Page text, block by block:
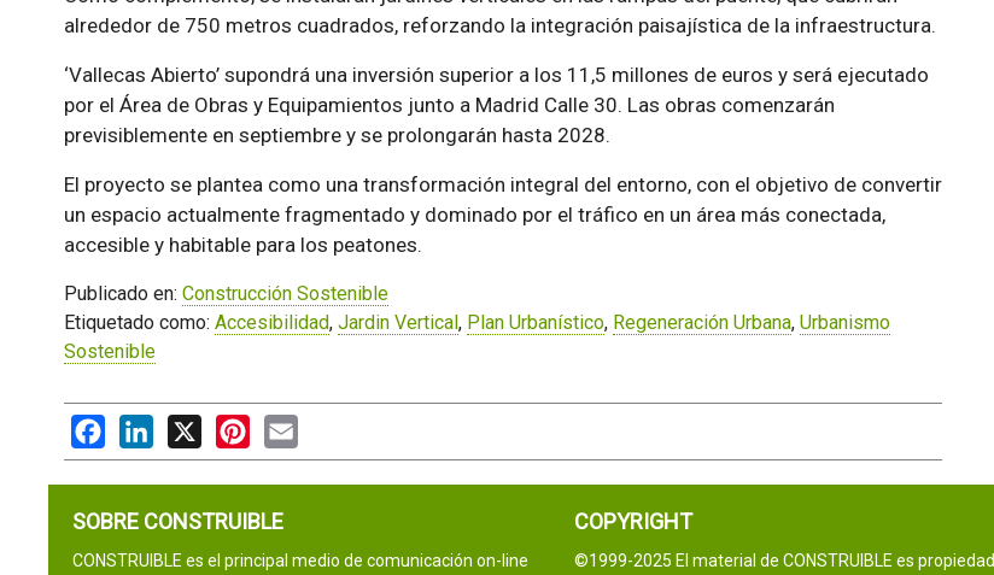
alrededor de 750 metros cuadrados, reforzando la integración paisajística de la infraestructura.
‘Vallecas Abierto’ supondrá una inversión superior a los 11,5 millones de euros y será ejecutado
por el Área de Obras y Equipamientos junto a Madrid Calle 30. Las obras comenzarán
previsiblemente en septiembre y se prolongarán hasta 2028.
El proyecto se plantea como una transformación integral del entorno, con el objetivo de convertir
un espacio actualmente fragmentado y dominado por el tráfico en un área más conectada,
accesible y habitable para los peatones.
Publicado en: Construcción Sostenible
Etiquetado como: Accesibilidad, Jardin Vertical, Plan Urbanístico, Regeneración Urbana, Urbanismo
Sostenible
FacebookLinkedIn
X PinterestEmail
SOBRE CONSTRUIBLE
CONSTRUIBLE es el principal medio de comunicación on-line
COPYRIGHT
©1999-2025 El material de CONSTRUIBLE es propiedad